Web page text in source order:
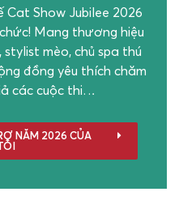
Cat Show Jubilee 2026
Mang thương hiệu
mèo, chủ spa thú
đồng yêu thích chăm
các cuộc thi…
NĂM 2026 CỦA